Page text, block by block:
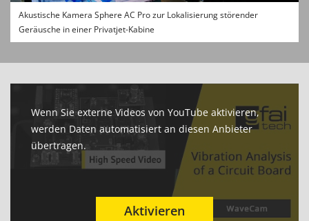
Akustische Kamera Sphere AC Pro zur Lokalisierung störender
Geräusche in einer Privatjet-Kabine
Wenn Sie externe Videos von YouTube aktivieren,
werden Daten automatisiert an diesen Anbieter
übertragen.